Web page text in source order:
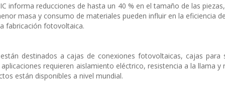
informa reducciones de hasta un 40 % en el tamaño de las
masa y consumo de materiales pueden influir en la eficiencia
fabricación fotovoltaica.
destinados a cajas de conexiones fotovoltaicas, cajas para
requieren aislamiento eléctrico, resistencia a la llama y
están disponibles a nivel mundial.